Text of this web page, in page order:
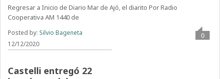
Regresar a Inicio de Diario Mar de Ajó, el diarito Por Radio
Cooperativa AM 1440 de
Posted by: Silvio Bageneta
12/12/2020
0
Castelli entregó 22